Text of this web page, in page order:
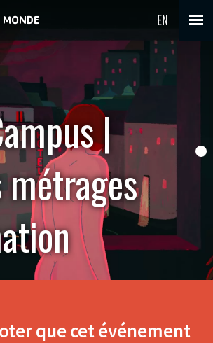
EN
|
que cet événement